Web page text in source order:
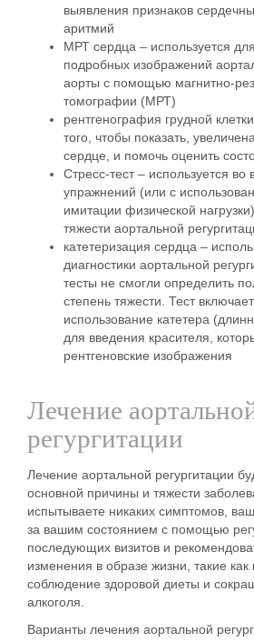
выявления признаков
аритмий
МРТ сердца – используется
подробных изображений
аорты с помощью магнитно-
томографии (МРТ)
рентгенография грудной
того, чтобы показать,
сердце, и помочь оценить
Стресс-тест – используется
упражнений (или с
имитации физической
тяжести аортальной
катетеризация сердца –
диагностики аортальной
тесты не смогли определить
степень тяжести. Тест
использование катетера
для введения красителя,
рентгеновские изображения
Лечение
регургитации
Лечение аортальной регургитации
основной причины и тяжести
испытываете никаких симптомов,
за вашим состоянием с помощью
последующих визитов и
изменения в образе жизни, такие как
соблюдение здоровой диеты и
алкоголя.
Варианты лечения аортальной